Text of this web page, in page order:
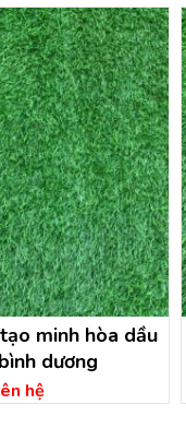
minh hòa dầu
dương
hệ